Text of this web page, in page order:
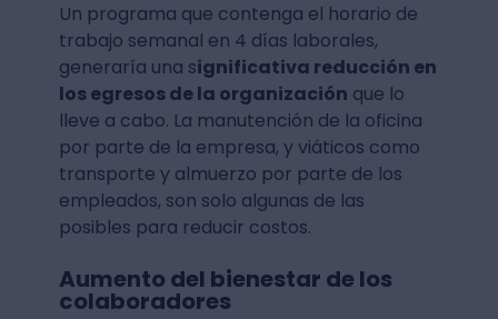
Un programa que contenga el horario de
trabajo semanal en 4 días laborales,
generaría una significativa reducción en
los egresos de la organización que lo
lleve a cabo. La manutención de la oficina
por parte de la empresa, y viáticos como
transporte y almuerzo por parte de los
empleados, son solo algunas de las
posibles para reducir costos.
Aumento del bienestar de los
colaboradores